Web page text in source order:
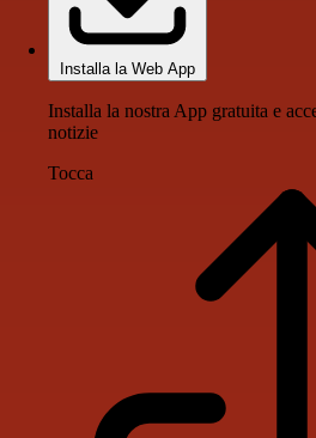
Installa la Web App
Installa la nostra App gratuita e
notizie
Tocca